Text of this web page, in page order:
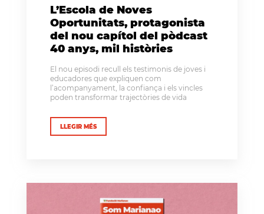
L’Escola de Noves
Oportunitats, protagonista
del nou capítol del pòdcast
40 anys, mil històries
El nou episodi recull els testimonis de joves i
educadores que expliquen com
l’acompanyament, la confiança i els vincles
poden transformar trajectòries de vida
LLEGIR MÉS